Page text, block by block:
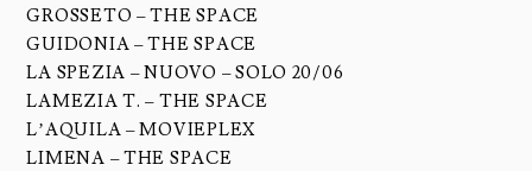
GROSSETO – THE SPACE
GUIDONIA – THE SPACE
LA SPEZIA – NUOVO – SOLO 20/06
LAMEZIA T. – THE SPACE
L’AQUILA – MOVIEPLEX
LIMENA – THE SPACE